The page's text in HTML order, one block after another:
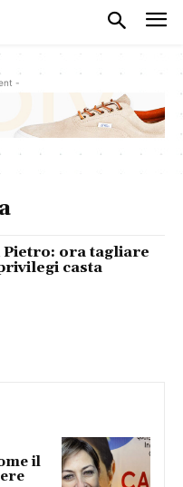
-
Pietro: ora tagliare
casta
il